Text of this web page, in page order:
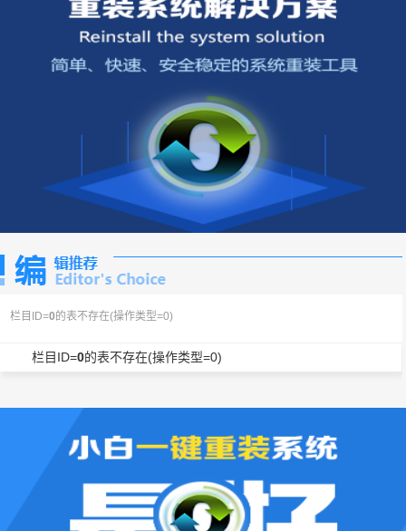
栏目ID=0的表不存在(操作类型=0)
栏目ID=0的表不存在(操作类型=0)